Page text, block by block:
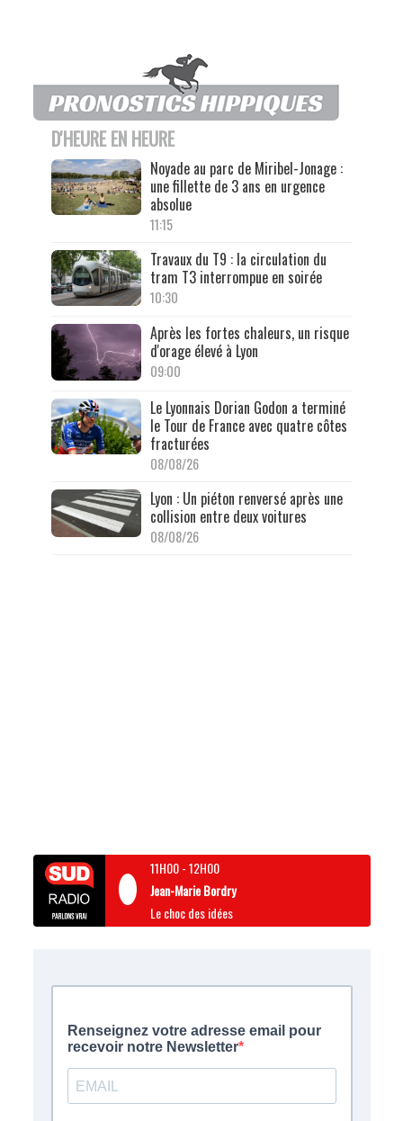
D'HEURE EN HEURE
Noyade au parc de Miribel-Jonage :
une fillette de 3 ans en urgence
absolue
11:15
Travaux du T9 : la circulation du
tram T3 interrompue en soirée
10:30
Après les fortes chaleurs, un risque
d'orage élevé à Lyon
09:00
Le Lyonnais Dorian Godon a terminé
le Tour de France avec quatre côtes
fracturées
08/08/26
Lyon : Un piéton renversé après une
collision entre deux voitures
08/08/26
11H00-12H00
Jean-Marie Bordry
Le choc des idées